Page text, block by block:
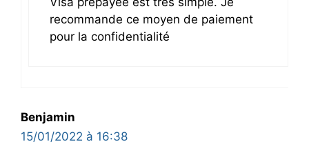
recommande ce moyen de paiement
pour la confidentialité
Benjamin
15/01/2022 à 16:38